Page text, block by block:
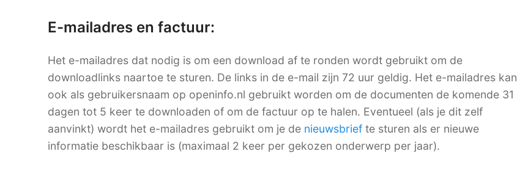
E-mailadres en factuur:
Het e-mailadres dat nodig is om een download af te ronden wordt gebruikt om de
downloadlinks naartoe te sturen. De links in de e-mail zijn 72 uur geldig. Het e-mailadres kan
ook als gebruikersnaam op openinfo.nl gebruikt worden om de documenten de komende 31
dagen tot 5 keer te downloaden of om de factuur op te halen. Eventueel (als je dit zelf
aanvinkt) wordt het e-mailadres gebruikt om je de nieuwsbrief te sturen als er nieuwe
informatie beschikbaar is (maximaal 2 keer per gekozen onderwerp per jaar).